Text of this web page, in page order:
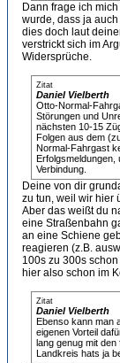
Dann frage ich
wurde, dass ja
dies doch laut
verstrickt sich im
Widersprüche.
Zitat
Daniel Vielberth
Otto-Normal-
Störungen und
nächsten 10-15
Folgen aus dem
Normal-Fahrgast
Erfolgsmeldungen,
Verbindung.
Deine von dir
zu tun, weil wir hier
Aber das weißt du
eine Straßenbahn
an eine Schiene
reagieren (z.B.
100s zu 300s
hier also schon im
Zitat
Daniel Vielberth
Ebenso kann man
eigenen Vorteil
lang genug mit
Landkreis hats ja